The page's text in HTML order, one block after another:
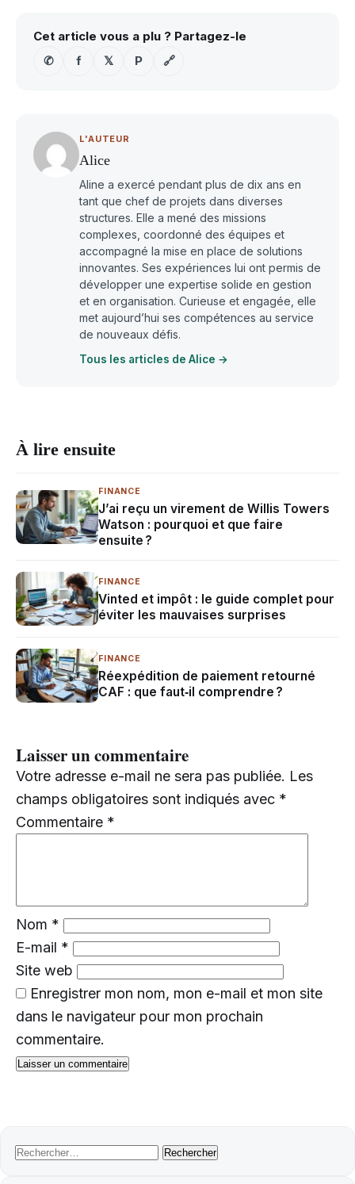
Cet article vous a plu ? Partagez-le
✆
f 𝕏 P 🔗
L'AUTEUR
Alice
Aline a exercé pendant plus de dix ans en
tant que chef de projets dans diverses
structures. Elle a mené des missions
complexes, coordonné des équipes et
accompagné la mise en place de solutions
innovantes. Ses expériences lui ont permis de
développer une expertise solide en gestion
et en organisation. Curieuse et engagée, elle
met aujourd’hui ses compétences au service
de nouveaux défis.
Tous les articles de Alice →
À lire ensuite
FINANCE
J’ai reçu un virement de Willis Towers
Watson : pourquoi et que faire
ensuite ?
FINANCE
Vinted et impôt : le guide complet pour
éviter les mauvaises surprises
FINANCE
Réexpédition de paiement retourné
CAF : que faut‑il comprendre ?
Laisser un commentaire
Votre adresse e-mail ne sera pas publiée. Les
champs obligatoires sont indiqués avec *
Commentaire *
Nom *
E-mail *
Site web
Enregistrer mon nom, mon e-mail et mon site
dans le navigateur pour mon prochain
commentaire.
Rechercher :